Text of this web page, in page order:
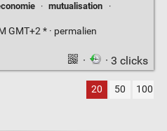
· mutualisation
·
GMT+2 * · permalien
· · 3 clicks
20 50 100